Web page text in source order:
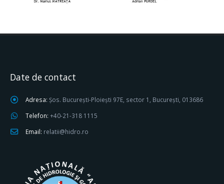
Date de contact
Adresa: Șos. București-Ploiești 97E, sector 1, București, 013686
Telefon: +40-21-318 1115
Email: relatii@hidro.ro